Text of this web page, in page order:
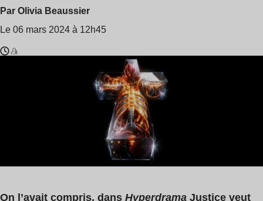
Par Olivia Beaussier
Le 06 mars 2024 à 12h45
On l’avait compris, dans Hyperdrama Justice veut